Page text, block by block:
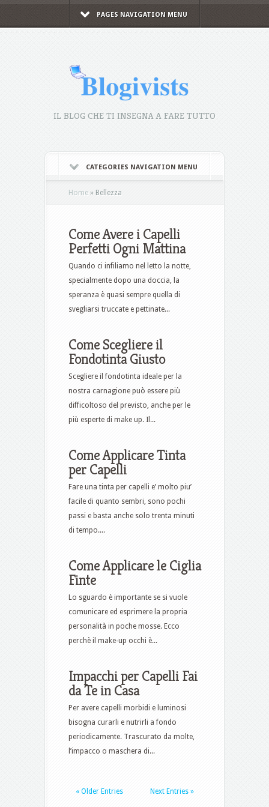
PAGES NAVIGATION MENU
IL BLOG CHE TI INSEGNA A FARE TUTTO
CATEGORIES NAVIGATION MENU
Home » Bellezza
Come Avere i Capelli
Perfetti Ogni Mattina
Quando ci infiliamo nel letto la notte,
specialmente dopo una doccia, la
speranza è quasi sempre quella di
svegliarsi truccate e pettinate...
Come Scegliere il
Fondotinta Giusto
Scegliere il fondotinta ideale per la
nostra carnagione può essere più
difficoltoso del previsto, anche per le
più esperte di make up. Il...
Come Applicare Tinta
per Capelli
Fare una tinta per capelli e’ molto piu’
facile di quanto sembri, sono pochi
passi e basta anche solo trenta minuti
di tempo....
Come Applicare le Ciglia
Finte
Lo sguardo è importante se si vuole
comunicare ed esprimere la propria
personalità in poche mosse. Ecco
perchè il make-up occhi è...
Impacchi per Capelli Fai
da Te in Casa
Per avere capelli morbidi e luminosi
bisogna curarli e nutrirli a fondo
periodicamente. Trascurato da molte,
l’impacco o maschera di...
« Older Entries Next Entries »